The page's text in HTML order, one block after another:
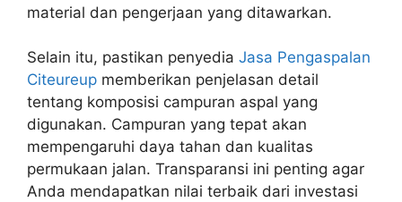
material dan pengerjaan yang ditawarkan.
Selain itu, pastikan penyedia Jasa Pengaspalan
Citeureup memberikan penjelasan detail
tentang komposisi campuran aspal yang
digunakan. Campuran yang tepat akan
mempengaruhi daya tahan dan kualitas
permukaan jalan. Transparansi ini penting agar
Anda mendapatkan nilai terbaik dari investasi